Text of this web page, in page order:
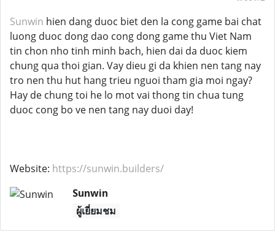
Sunwin hien dang duoc biet den la cong game bai chat
luong duoc dong dao cong dong game thu Viet Nam
tin chon nho tinh minh bach, hien dai da duoc kiem
chung qua thoi gian. Vay dieu gi da khien nen tang nay
tro nen thu hut hang trieu nguoi tham gia moi ngay?
Hay de chung toi he lo mot vai thong tin chua tung
duoc cong bo ve nen tang nay duoi day!
Website: https://sunwin.builders/
Sunwin
ผู้เยี่ยมชม